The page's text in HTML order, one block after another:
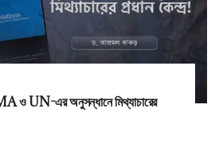
ও UN-এর অনুসন্ধানে মিথ্যাচারের